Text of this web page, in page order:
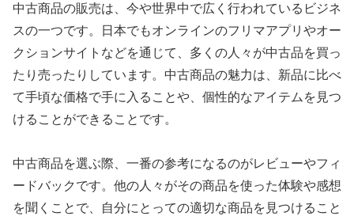
中古商品の販売は、今や世界中で広く行われているビジネ
スの一つです。日本でもオンラインのフリマアプリやオー
クションサイトなどを通じて、多くの人々が中古品を買っ
たり売ったりしています。中古商品の魅力は、新品に比べ
て手頃な価格で手に入ることや、個性的なアイテムを見つ
けることができることです。
中古商品を選ぶ際、一番の参考になるのがレビューやフィ
ードバックです。他の人々がその商品を使った体験や感想
を聞くことで、自分にとっての適切な商品を見つけること